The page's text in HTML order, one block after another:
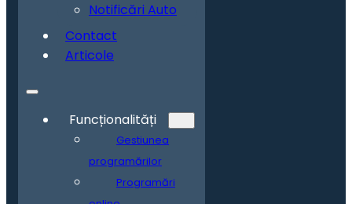
Notificări Auto
Contact
Articole
Funcționalități
Gestiunea
programărilor
Programări